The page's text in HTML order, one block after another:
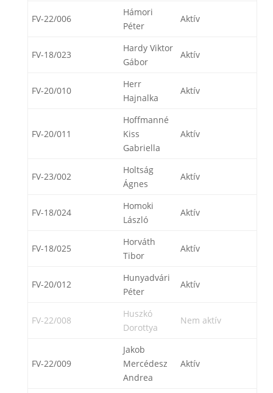
FV-22/006
Hámori
Péter
Aktív
FV-18/023
Hardy Viktor
Gábor
Aktív
FV-20/010
Herr
Hajnalka
Aktív
FV-20/011
Hoffmanné
Kiss
Gabriella
Aktív
FV-23/002
Holtság
Ágnes
Aktív
FV-18/024
Homoki
László
Aktív
FV-18/025
Horváth
Tibor
Aktív
FV-20/012
Hunyadvári
Péter
Aktív
FV-22/008
Huszkó
Dorottya
Nem aktív
FV-22/009
Jakob
Mercédesz
Andrea
Aktív